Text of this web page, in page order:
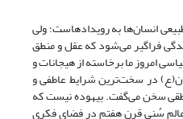
انسان‌ها به رویدادهاست؛ ولی
فراگیر می‌شود که عقل و منطق
امروز ما برخاسته از هیجانات و
در سخت‌ترین شرایط عاطفی و
سخن می‌گفت. بیهوده نیست که
عالِم سُنی قرن هفتم در فضای فکری